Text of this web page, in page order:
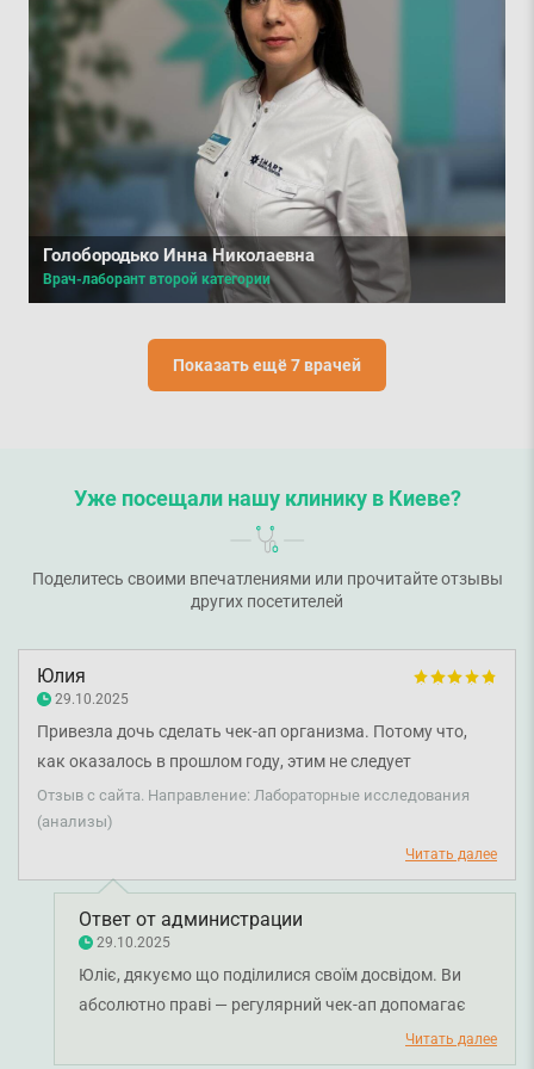
Голобородько Инна Николаевна
Врач-лаборант второй категории
Показать ещё 7 врачей
Уже посещали нашу клинику в Киеве?
Поделитесь своими впечатлениями или прочитайте отзывы
других посетителей
Юлия
29.10.2025
Привезла дочь сделать чек-ап организма. Потому что,
как оказалось в прошлом году, этим не следует
пренебрегать. В прошлом году со мной случилась
неприятность, и если бы я не сделала чек-ап, не знаю
даже, чем бы это закончилось. Своевременно сделанные
анализы могут спасти жизнь.
Отзыв с сайта. Направление: Лабораторные исследования
(анализы)
Читать далее
Ответ от администрации
29.10.2025
Юліє, дякуємо що поділилися своїм досвідом. Ви
абсолютно праві — регулярний чек-ап допомагає
вчасно виявити проблеми зі здоров’ям і запобігти
серйозним наслідкам. Раді, що ви довіряєте нам
Читать далее